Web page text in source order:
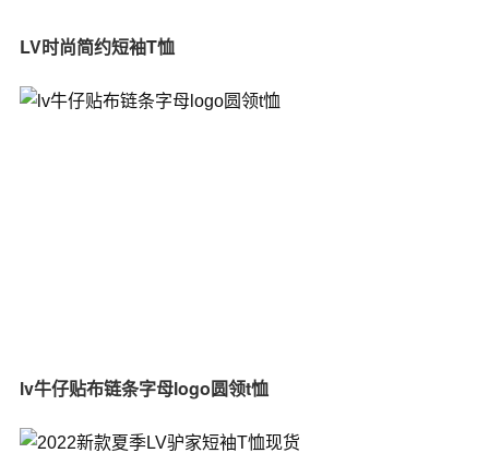
LV时尚简约短袖T恤
lv牛仔贴布链条字母logo圆领t恤